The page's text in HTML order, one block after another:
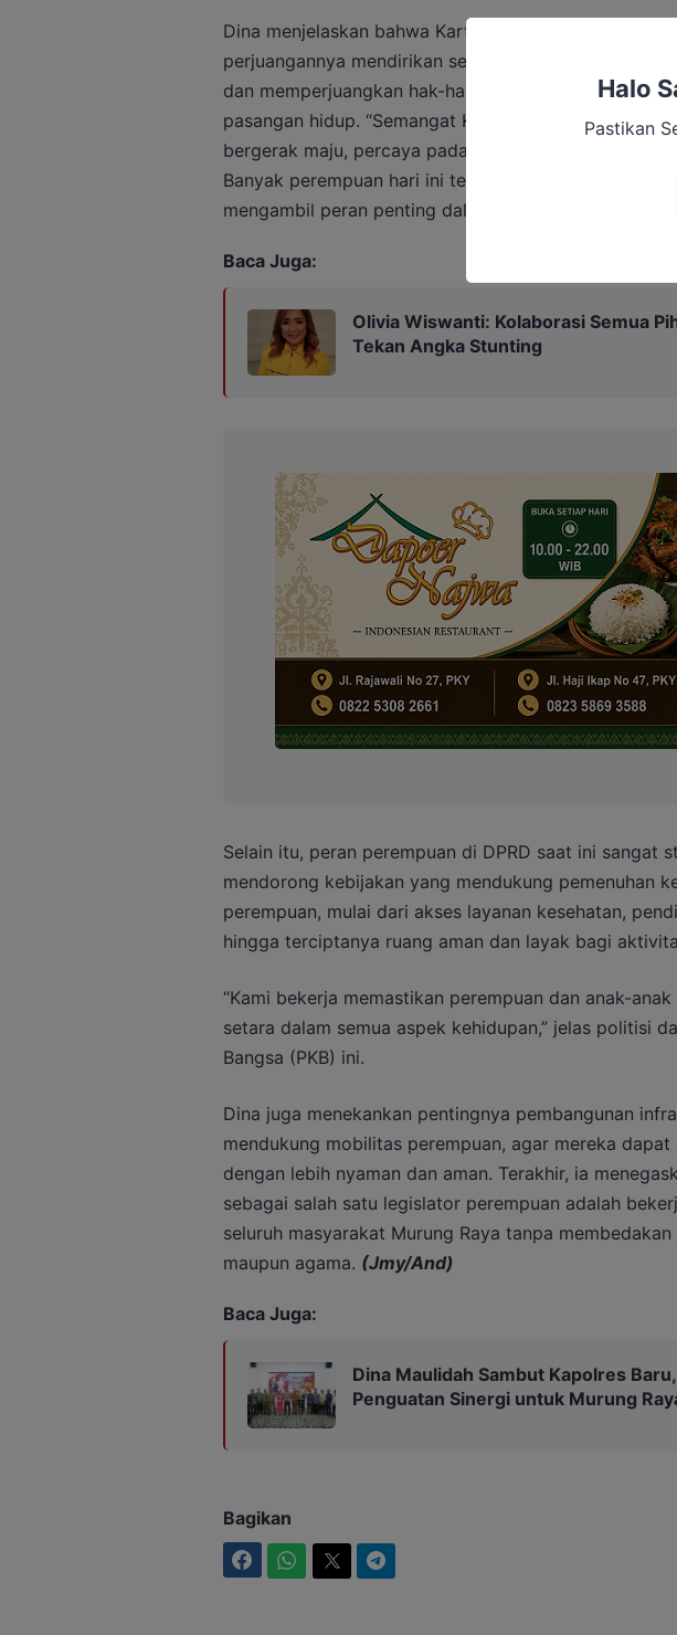
Dina menjelaskan bahwa Kartini telah meletakkan
perjuangannya mendirikan sekolah perempuan,
dan memperjuangkan hak-hak dasar perempuan,
pasangan hidup. “Semangat Kartini mendorong
bergerak maju, percaya pada kemampuan sendiri,
Banyak perempuan hari ini terinspirasi oleh
mengambil peran penting dalam pembangunan
Baca Juga:
Olivia Wiswanti: Kolaborasi Semua
Tekan Angka Stunting
Selain itu, peran perempuan di DPRD saat ini sangat
mendorong kebijakan yang mendukung pemenuhan
perempuan, mulai dari akses layanan kesehatan,
hingga terciptanya ruang aman dan layak bagi
“Kami bekerja memastikan perempuan dan anak-
setara dalam semua aspek kehidupan,” jelas politisi
Bangsa (PKB) ini.
Dina juga menekankan pentingnya pembangunan
mendukung mobilitas perempuan, agar mereka
dengan lebih nyaman dan aman. Terakhir, ia
sebagai salah satu legislator perempuan adalah
seluruh masyarakat Murung Raya tanpa
maupun agama. (Jmy/And)
Baca Juga:
Dina Maulidah Sambut Kapolres
Penguatan Sinergi untuk Murung
Bagikan
Halo
Pastikan